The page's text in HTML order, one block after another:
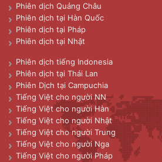
Phiên dịch Quảng Châu
Phiên dịch tại Hàn Quốc
Phiên dịch tại Pháp
Phiên dịch tại Nhật
Phiên dịch tiếng Indonesia
Phiên dịch tại Thái Lan
Phiên Dịch tại Campuchia
Tiếng Việt cho người NN
Tiếng Việt cho người Hàn
Tiếng Việt cho người Nhật
Tiếng Việt cho người Trung
Tiếng Việt cho người Nga
Tiếng Việt cho người Pháp